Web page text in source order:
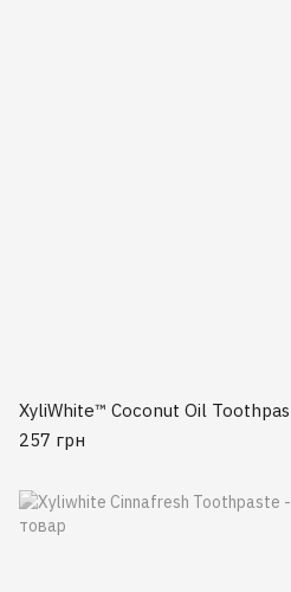
XyliWhite™ Coconut Oil
257 грн